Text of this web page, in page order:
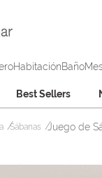
HabitaciónBaño
Best Sellers
Sábanas Juego de